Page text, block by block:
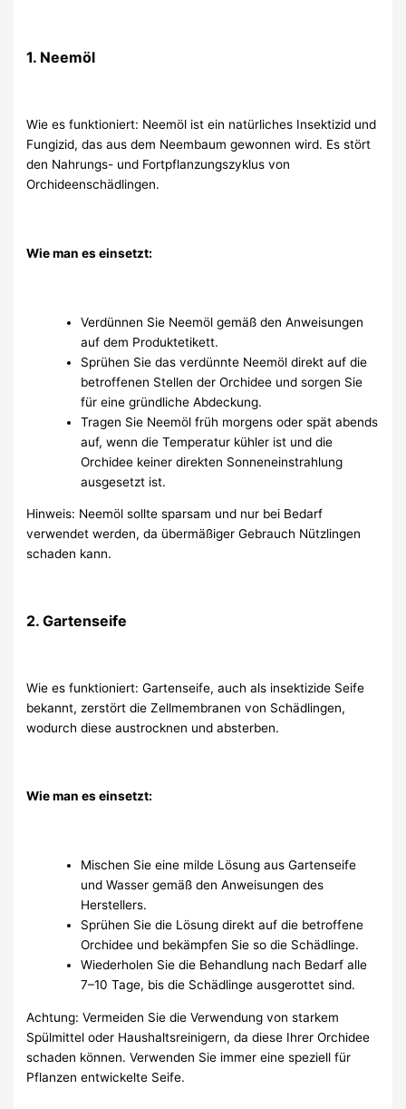
1. Neemöl
Wie es funktioniert: Neemöl ist ein natürliches Insektizid und
Fungizid, das aus dem Neembaum gewonnen wird. Es stört
den Nahrungs- und Fortpflanzungszyklus von
Orchideenschädlingen.
Wie man es einsetzt:
Verdünnen Sie Neemöl gemäß den Anweisungen
auf dem Produktetikett.
Sprühen Sie das verdünnte Neemöl direkt auf die
betroffenen Stellen der Orchidee und sorgen Sie
für eine gründliche Abdeckung.
Tragen Sie Neemöl früh morgens oder spät abends
auf, wenn die Temperatur kühler ist und die
Orchidee keiner direkten Sonneneinstrahlung
ausgesetzt ist.
Hinweis: Neemöl sollte sparsam und nur bei Bedarf
verwendet werden, da übermäßiger Gebrauch Nützlingen
schaden kann.
2. Gartenseife
Wie es funktioniert: Gartenseife, auch als insektizide Seife
bekannt, zerstört die Zellmembranen von Schädlingen,
wodurch diese austrocknen und absterben.
Wie man es einsetzt:
Mischen Sie eine milde Lösung aus Gartenseife
und Wasser gemäß den Anweisungen des
Herstellers.
Sprühen Sie die Lösung direkt auf die betroffene
Orchidee und bekämpfen Sie so die Schädlinge.
Wiederholen Sie die Behandlung nach Bedarf alle
7–10 Tage, bis die Schädlinge ausgerottet sind.
Achtung: Vermeiden Sie die Verwendung von starkem
Spülmittel oder Haushaltsreinigern, da diese Ihrer Orchidee
schaden können. Verwenden Sie immer eine speziell für
Pflanzen entwickelte Seife.